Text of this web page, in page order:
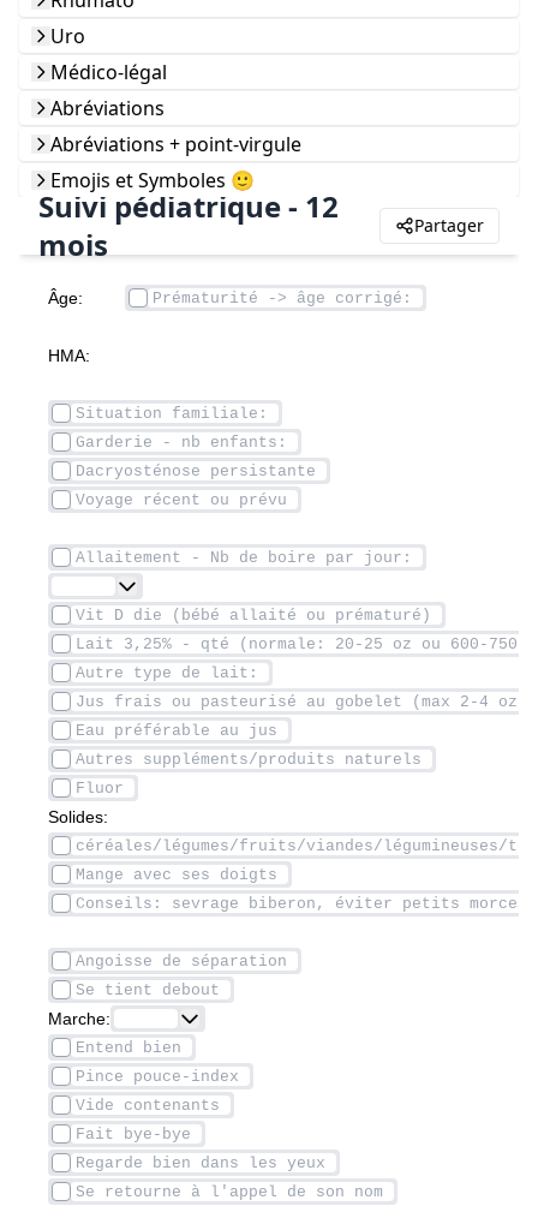
Uro
Médico-légal
Abréviations
Abréviations + point-virgule
Emojis et Symboles 🙂
Suivi pédiatrique - 12
mois
Partager
HMA:
Solides:
Marche: